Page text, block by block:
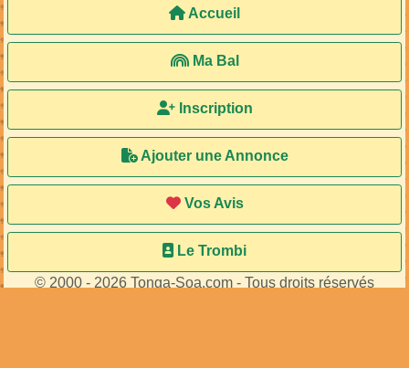
Accueil
Ma Bal
Inscription
Ajouter une Annonce
Vos Avis
Le Trombi
© 2000 - 2026 Tonga-Soa.com - Tous droits réservés